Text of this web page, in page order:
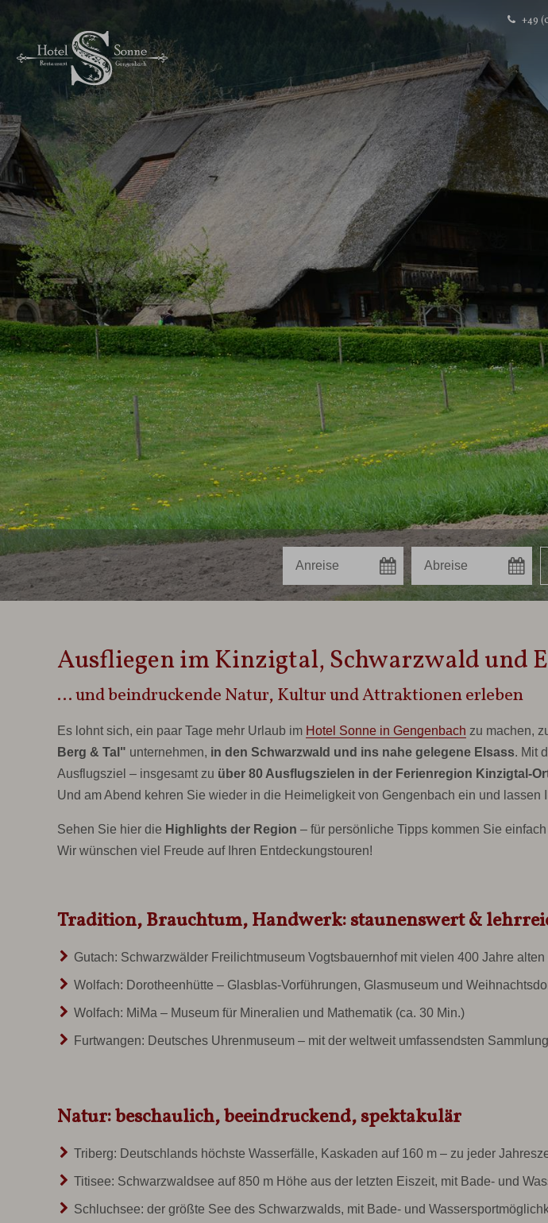
+49
Ausfliegen im Kinzigtal, Schwarzwald und
... und beindruckende Natur, Kultur und Attraktionen erleben
Es lohnt sich, ein paar Tage mehr Urlaub im Hotel Sonne in Gengenbach zu machen,
Berg & Tal" unternehmen, in den Schwarzwald und ins nahe gelegene Elsass. Mit
Ausflugsziel – insgesamt zu über 80 Ausflugszielen in der Ferienregion Kinzigtal-
Und am Abend kehren Sie wieder in die Heimeligkeit von Gengenbach ein und
Sehen Sie hier die Highlights der Region – für persönliche Tipps kommen Sie
Wir wünschen viel Freude auf Ihren Entdeckungstouren!
Tradition, Brauchtum, Handwerk: staunenswert &
Gutach: Schwarzwälder Freilichtmuseum Vogtsbauernhofmit vielen 400 Jahre alten
Wolfach: Dorotheenhütte – Glasblas-Vorführungen, Glasmuseum und
Wolfach: MiMa – Museum für Mineralien und Mathematik(ca. 30 Min.)
Furtwangen: Deutsches Uhrenmuseum– mit der weltweit umfassendsten
Natur: beschaulich, beeindruckend, spektakulär
Triberg: Deutschlands höchste Wasserfälle, Kaskaden auf 160 m – zu jeder
Titisee: Schwarzwaldsee auf 850 m Höhe aus der letzten Eiszeit, mit Bade- und
Schluchsee: der größte See des Schwarzwalds, mit Bade- und